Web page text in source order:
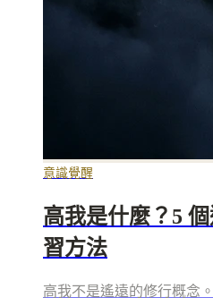
意識覺醒
高我是什麼？5
習方法
高我不是遙遠的修行概念